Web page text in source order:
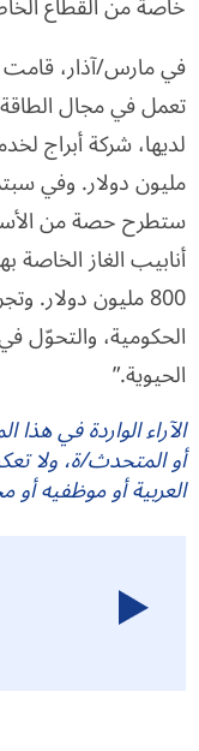
في مارس/آذار،
تعمل في مجال
مليون دولار. وفي
أنابيب الغاز الخاصة
800 مليون
الحكومية، والتحوّل
الحيوية.”
الآراء الواردة في
أو المتحدث/ة، ولا
العربية أو موظفيه